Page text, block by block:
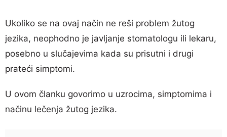
Ukoliko se na ovaj način ne reši problem žutog
jezika, neophodno je javljanje stomatologu ili lekaru,
posebno u slučajevima kada su prisutni i drugi
prateći simptomi.
U ovom članku govorimo u uzrocima, simptomima i
načinu lečenja žutog jezika.